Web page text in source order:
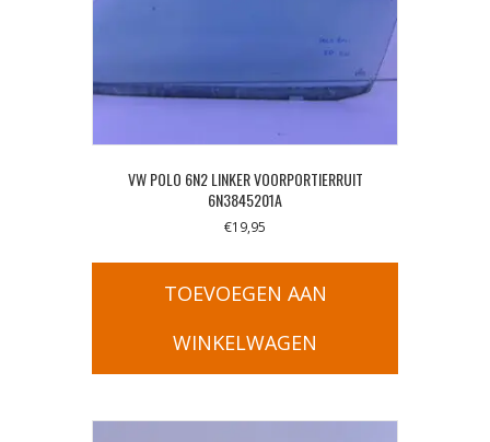
VW POLO 6N2 LINKER VOORPORTIERRUIT
6N3845201A
€19,95
TOEVOEGEN AAN
WINKELWAGEN